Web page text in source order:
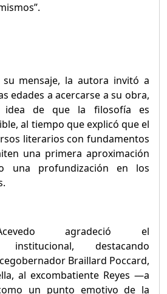
mensaje, la autora invitó a
edades a acercarse a su obra,
idea de que la filosofía es
al tiempo que explicó que el
literarios con fundamentos
una primera aproximación
una profundización en los
agradeció el
institucional, destacando
Braillard Poccard,
al excombatiente Reyes —a
un punto emotivo de la